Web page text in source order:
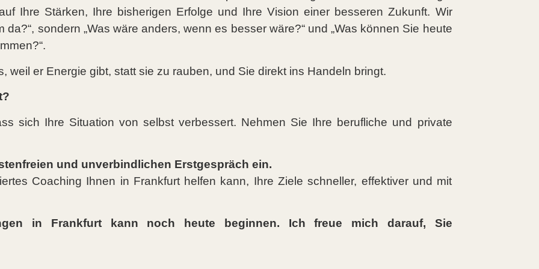
Ihre Stärken, Ihre bisherigen Erfolge und Ihre Vision einer besseren Zukunft. Wir
da?“, sondern „Was wäre anders, wenn es besser wäre?“ und „Was können Sie heute
weil er Energie gibt, statt sie zu rauben, und Sie direkt ins Handeln bringt.
sich Ihre Situation von selbst verbessert. Nehmen Sie Ihre berufliche und private
und unverbindlichen Erstgespräch ein.
Coaching Ihnen in Frankfurt helfen kann, Ihre Ziele schneller, effektiver und mit
in Frankfurt kann noch heute beginnen. Ich freue mich darauf, Sie